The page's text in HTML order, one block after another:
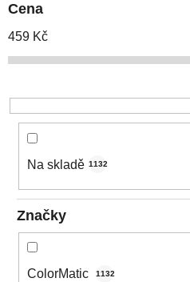
r
o
d
k
Cena
459 Kč
Na skladě 1132
Značky
ColorMatic 1132